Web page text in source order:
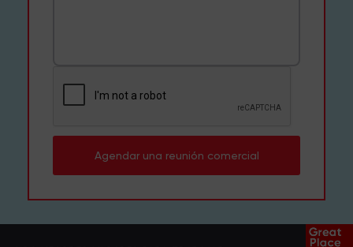
Agendar una reunión comercial